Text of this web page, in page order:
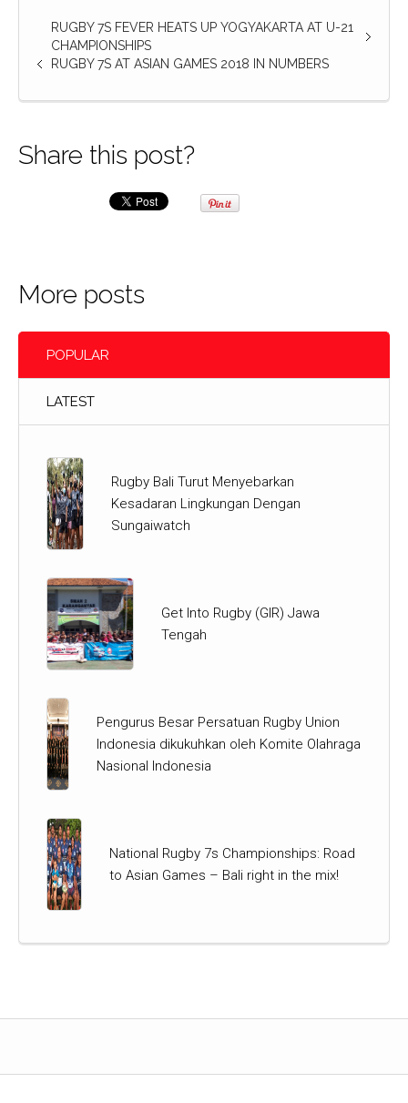
RUGBY 7S FEVER HEATS UP YOGYAKARTA AT U-21
CHAMPIONSHIPS
RUGBY 7S AT ASIAN GAMES 2018 IN NUMBERS
Share this post?
More posts
POPULAR
LATEST
Rugby Bali Turut Menyebarkan
Kesadaran Lingkungan Dengan
Sungaiwatch
Get Into Rugby (GIR) Jawa
Tengah
Pengurus Besar Persatuan Rugby Union
Indonesia dikukuhkan oleh Komite Olahraga
Nasional Indonesia
National Rugby 7s Championships: Road
to Asian Games – Bali right in the mix!